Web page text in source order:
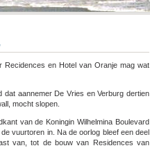
Recidences en Hotel van Oranje mag wat
dat aannemer De Vries en Verburg dertien
mocht slopen.
van de Koningin Wilhelmina Boulevard
vuurtoren in. Na de oorlog bleef een deel
van, tot de bouw van Residences van